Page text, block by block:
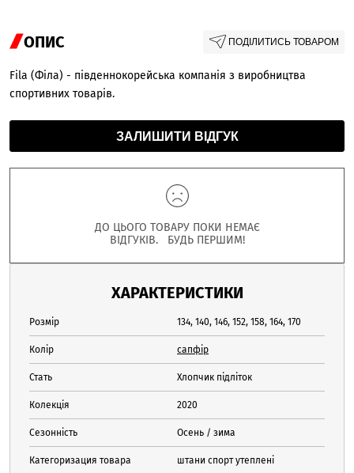
ОПИС ПОДІЛИТИСЬ ТОВАРОМ
Fila (Філа) - південнокорейська компанія з виробництва
спортивних товарів.
ЗАЛИШИТИ ВІДГУК
ДО ЦЬОГО ТОВАРУ ПОКИ НЕМАЄ
ВІДГУКІВ. БУДЬ ПЕРШИМ!
ХАРАКТЕРИСТИКИ
Розмір 134, 140, 146, 152, 158, 164, 170
Колір сапфір
Стать Хлопчик підліток
Колекція 2020
Сезонність Осень / зима
Категоризация товара штани спорт утеплені